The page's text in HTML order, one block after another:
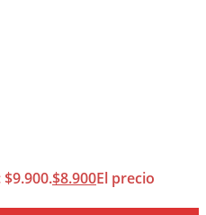
$8.900El precio